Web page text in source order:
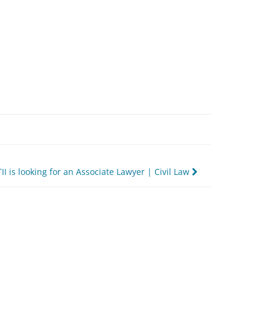
is looking for an Associate Lawyer | Civil Law